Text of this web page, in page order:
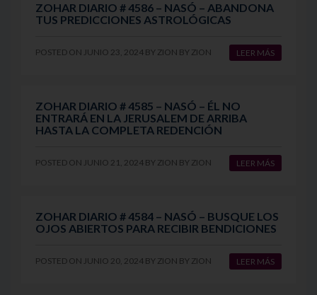
ZOHAR DIARIO # 4586 – NASÓ – ABANDONA
TUS PREDICCIONES ASTROLÓGICAS
POSTED ON JUNIO 23, 2024 BY ZION BY ZION LEER MÁS
ZOHAR DIARIO # 4585 – NASÓ – ÉL NO
ENTRARÁ EN LA JERUSALEM DE ARRIBA
HASTA LA COMPLETA REDENCIÓN
POSTED ON JUNIO 21, 2024 BY ZION BY ZION LEER MÁS
ZOHAR DIARIO # 4584 – NASÓ – BUSQUE LOS
OJOS ABIERTOS PARA RECIBIR BENDICIONES
POSTED ON JUNIO 20, 2024 BY ZION BY ZION LEER MÁS